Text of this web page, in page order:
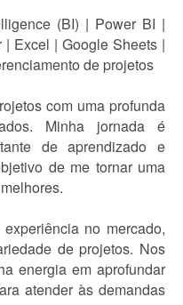
(BI) | Power BI |
| Excel | Google Sheets |
de projetos
com uma profunda
Minha jornada é
de aprendizado e
de me tornar uma
no mercado,
de projetos. Nos
energia em aprofundar
atender às demandas